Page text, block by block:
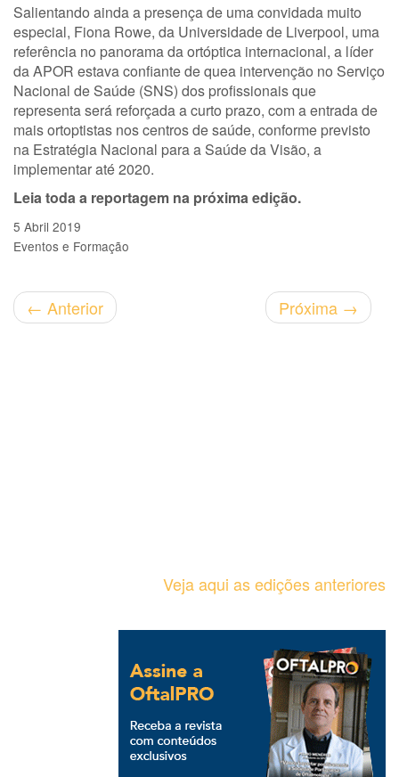
Salientando ainda a presença de uma convidada muito
especial, Fiona Rowe, da Universidade de Liverpool, uma
referência no panorama da ortóptica internacional, a líder
da APOR estava confiante de quea intervenção no Serviço
Nacional de Saúde (SNS) dos profissionais que
representa será reforçada a curto prazo, com a entrada de
mais ortoptistas nos centros de saúde, conforme previsto
na Estratégia Nacional para a Saúde da Visão, a
implementar até 2020.
Leia toda a reportagem na próxima edição.
5 Abril 2019
Eventos e Formação
← Anterior Próxima →
Veja aqui as edições anteriores